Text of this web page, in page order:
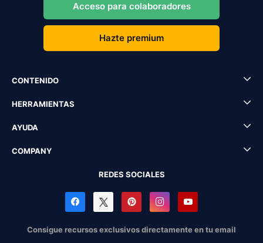
Acceso para colaboradores
Hazte premium
CONTENIDO
HERRAMIENTAS
AYUDA
COMPANY
REDES SOCIALES
Consigue recursos exclusivos directamente en tu email